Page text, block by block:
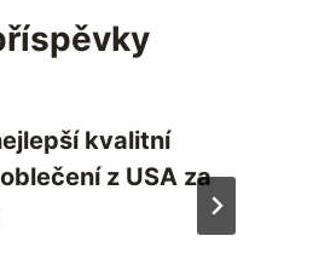
kvalitní
z USA za